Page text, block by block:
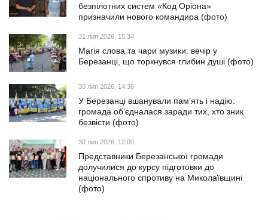
безпілотних систем «Код Оріона»
призначили нового командира (фото)
31 лип 2026, 15:34
Магія слова та чари музики: вечір у
Березанці, що торкнувся глибин душі (фото)
30 лип 2026, 14:36
У Березанці вшанували пам’ять і надію:
громада об’єдналася заради тих, хто зник
безвісти (фото)
30 лип 2026, 12:00
Представники Березанської громади
долучилися до курсу підготовки до
національного спротиву на Миколаївщині
(фото)